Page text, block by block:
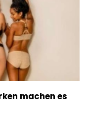
machen es